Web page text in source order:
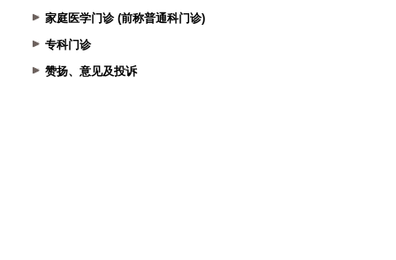
家庭医学门诊 (前称普通科门诊)
专科门诊
赞扬、意见及投诉